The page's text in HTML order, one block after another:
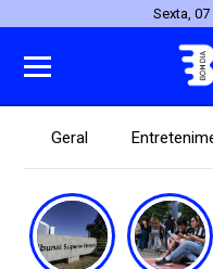
Sexta,
Geral